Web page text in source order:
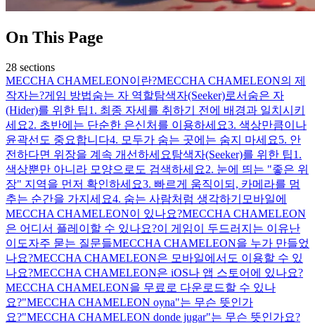
On This Page
28 sections
MECCHA CHAMELEON이란?MECCHA CHAMELEON의 제
작자는?게임 방법숨는 자 역할탐색자(Seeker)로서 숨은 자
(Hider)를 위한 팁1. 최종 자세를 취하기 전에 배경과 일치시키
세요2. 초반에는 단순한 은신처를 이용하세요3. 색상만큼이나
윤곽선도 중요합니다4. 모두가 숨는 곳에는 숨지 마세요5. 안
전하다면 위장을 계속 개선하세요탐색자(Seeker)를 위한 팁1.
색상뿐만 아니라 모양으로도 검색하세요2. 눈에 띄는 "좋은 위
장" 지역을 먼저 확인하세요3. 빠르게 움직이되, 카메라를 멈
추는 순간을 가지세요4. 숨는 사람처럼 생각하기 모바일에
MECCHA CHAMELEON이 있나요?MECCHA CHAMELEON
은 어디서 플레이할 수 있나요?이 게임이 두드러지는 이유난
이도자주 묻는 질문들MECCHA CHAMELEON을 누가 만들었
나요?MECCHA CHAMELEON은 모바일에서도 이용할 수 있
나요?MECCHA CHAMELEON은 iOS나 앱 스토어에 있나요?
MECCHA CHAMELEON을 무료로 다운로드할 수 있나
요?"MECCHA CHAMELEON oyna"는 무슨 뜻인가
요?"MECCHA CHAMELEON donde jugar"는 무슨 뜻인가요?